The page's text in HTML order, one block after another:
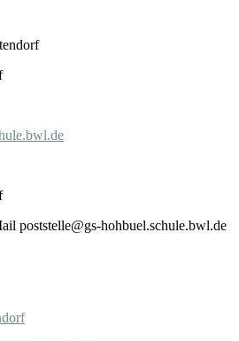
poststelle@gs-hohbuel.schule.bwl.de